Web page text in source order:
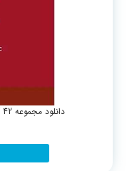
دانلود مجموعه USP 2024 Pharmacopeia 47 – NF 42